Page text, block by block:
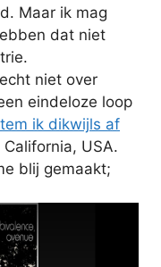
Maar ik mag
dat niet
niet over
eindeloze loop
ik dikwijls af
USA.
blij gemaakt;